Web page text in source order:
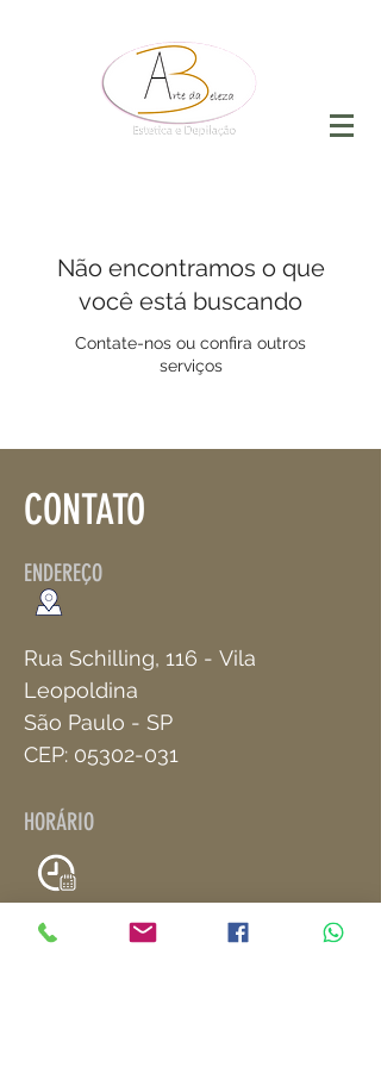
Não encontramos o que
você está buscando
Contate-nos ou confira outros
serviços
CONTATO
ENDEREÇO
Rua Schilling, 116 - Vila
Leopoldina
São Paulo - SP
CEP: 05302-031
HORÁRIO
Terça à Sexta
09:00 às 19:00